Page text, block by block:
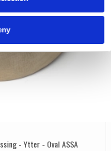
- Ytter - Oval ASSA